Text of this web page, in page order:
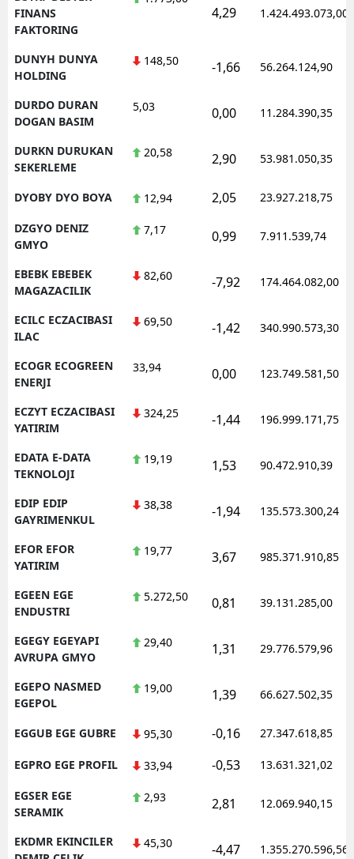
FINANS
FAKTORING
4,29 1.424.493.073,00
DUNYH DUNYA
HOLDING
148,50 -1,66 56.264.124,90
DURDO DURAN
DOGAN BASIM
5,03 0,00 11.284.390,35
DURKN DURUKAN
SEKERLEME
20,58 2,90 53.981.050,35
DYOBY DYO BOYA 12,94 2,05 23.927.218,75
DZGYO DENIZ
GMYO
7,17 0,99 7.911.539,74
EBEBK EBEBEK
MAGAZACILIK
82,60 -7,92 174.464.082,00
ECILC ECZACIBASI
ILAC
69,50 -1,42 340.990.573,30
ECOGR ECOGREEN
ENERJI
33,94 0,00 123.749.581,50
ECZYT ECZACIBASI
YATIRIM
324,25 -1,44 196.999.171,75
EDATA E-DATA
TEKNOLOJI
19,19 1,53 90.472.910,39
EDIP EDIP
GAYRIMENKUL
38,38 -1,94 135.573.300,24
EFOR EFOR
YATIRIM
19,77 3,67 985.371.910,85
EGEEN EGE
ENDUSTRI
5.272,50 0,81 39.131.285,00
EGEGY EGEYAPI
AVRUPA GMYO
29,40 1,31 29.776.579,96
EGEPO NASMED
EGEPOL
19,00 1,39 66.627.502,35
EGGUB EGE GUBRE 95,30 -0,16 27.347.618,85
EGPRO EGE PROFIL 33,94 -0,53 13.631.321,02
EGSER EGE
SERAMIK
2,93 2,81 12.069.940,15
EKDMR EKINCILER
45,30 -4,47 1.355.270.596,56